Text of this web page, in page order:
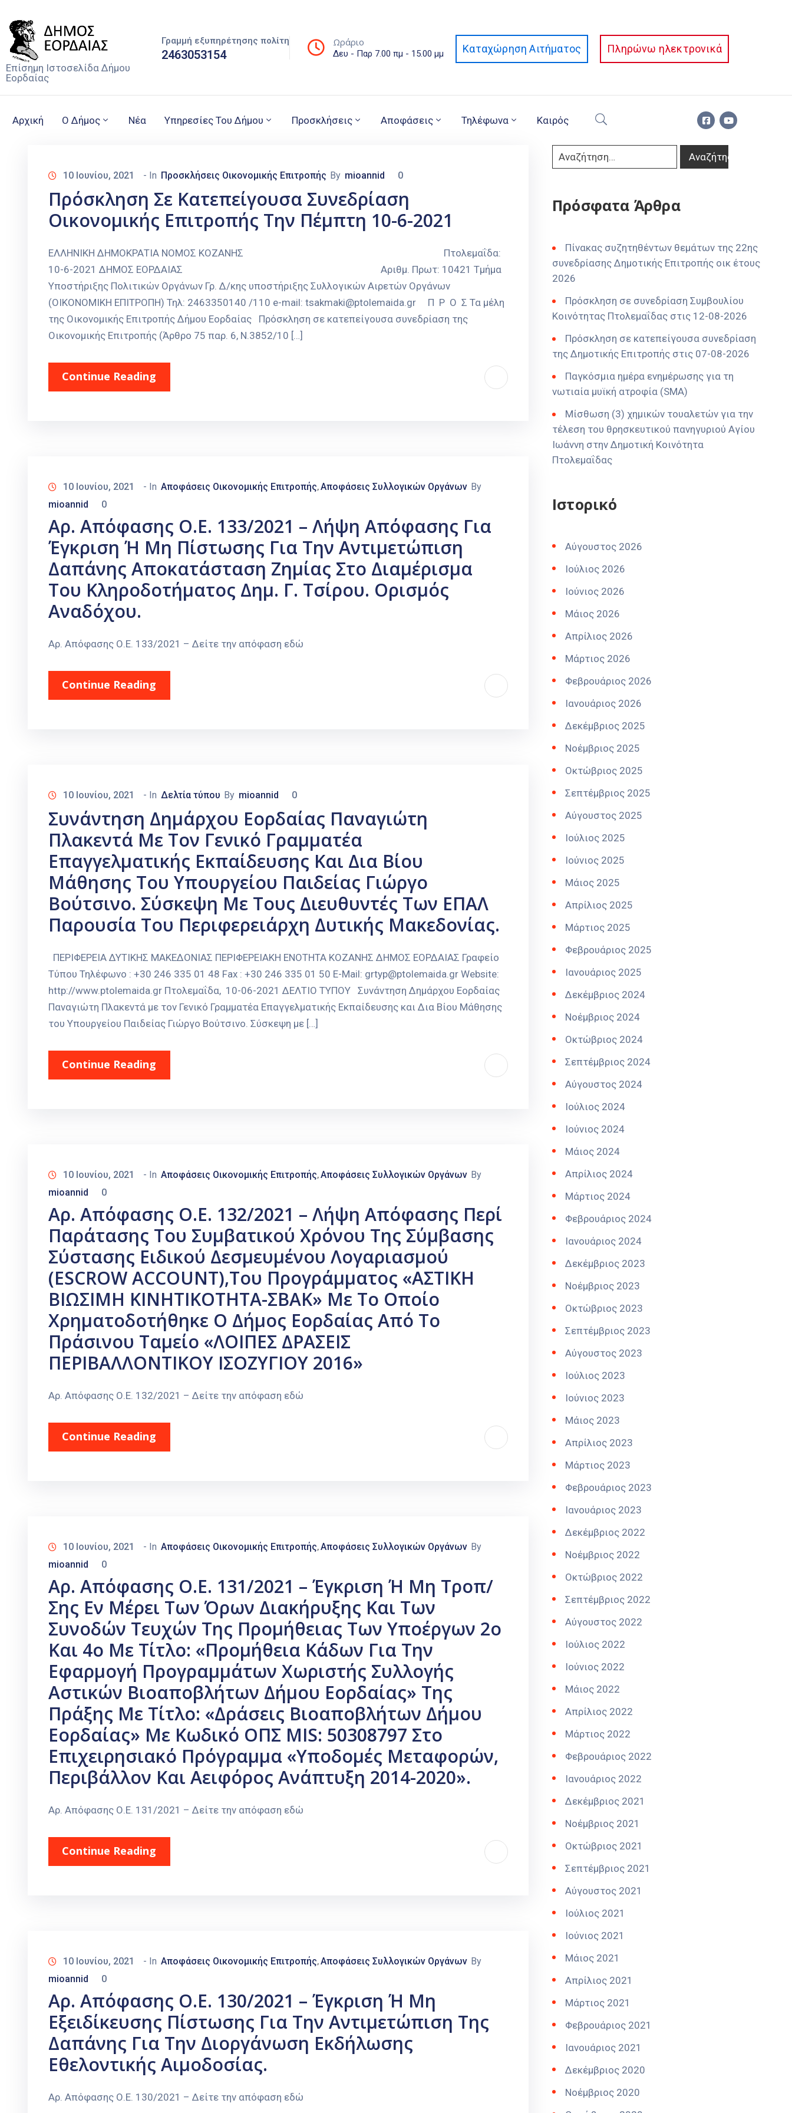
Επίσημη Ιστοσελίδα Δήμου
Εορδαίας
Γραμμή εξυπηρέτησης πολίτη
2463053154
Ωράριο
Δευ - Παρ 7.00 πμ - 15.00 μμ Καταχώρηση Αιτήματος Πληρώνω ηλεκτρονικά
Αρχική Ο Δήμος Νέα Υπηρεσίες Του Δήμου Προσκλήσεις Αποφάσεις Τηλέφωνα Καιρός
10 Ιουνίου, 2021 - In Προσκλήσεις Οικονομικής Επιτροπής By mioannid 0
Πρόσκληση Σε Κατεπείγουσα Συνεδρίαση
Οικονομικής Επιτροπής Την Πέμπτη 10-6-2021
ΕΛΛΗΝΙΚΗ ΔΗΜΟΚΡΑΤΙΑ ΝΟΜΟΣ ΚΟΖΑΝΗΣ Πτολεμαΐδα:
10-6-2021 ΔΗΜΟΣ ΕΟΡΔΑΙΑΣ Αριθμ. Πρωτ: 10421 Τμήμα
Υποστήριξης Πολιτικών Οργάνων Γρ. Δ/κης υποστήριξης Συλλογικών Αιρετών Οργάνων
(ΟΙΚΟΝΟΜΙΚΗ ΕΠΙΤΡΟΠΗ) Τηλ: 2463350140 /110 e-mail: tsakmaki@ptolemaida.gr Π Ρ Ο Σ Τα μέλη
της Οικονομικής Επιτροπής Δήμου Εορδαίας Πρόσκληση σε κατεπείγουσα συνεδρίαση της
Οικονομικής Επιτροπής (Άρθρο 75 παρ. 6, Ν.3852/10 […]
Continue Reading
10 Ιουνίου, 2021 - In Αποφάσεις Οικονομικής Επιτροπής‚Αποφάσεις Συλλογικών Οργάνων By
mioannid
0
Αρ. Απόφασης Ο.Ε. 133/2021 – Λήψη Απόφασης Για
Έγκριση Ή Μη Πίστωσης Για Την Αντιμετώπιση
Δαπάνης Αποκατάσταση Ζημίας Στο Διαμέρισμα
Του Κληροδοτήματος Δημ. Γ. Τσίρου. Ορισμός
Αναδόχου.
Αρ. Απόφασης Ο.Ε. 133/2021 – Δείτε την απόφαση εδώ
Continue Reading
10 Ιουνίου, 2021 - In Δελτία τύπου By mioannid 0
Συνάντηση Δημάρχου Εορδαίας Παναγιώτη
Πλακεντά Με Τον Γενικό Γραμματέα
Επαγγελματικής Εκπαίδευσης Και Δια Βίου
Μάθησης Του Υπουργείου Παιδείας Γιώργο
Βούτσινο. Σύσκεψη Με Τους Διευθυντές Των ΕΠΑΛ
Παρουσία Του Περιφερειάρχη Δυτικής Μακεδονίας.
ΠΕΡΙΦΕΡΕΙΑ ΔΥΤΙΚΗΣ ΜΑΚΕΔΟΝΙΑΣ ΠΕΡΙΦΕΡΕΙΑΚΗ ΕΝΟΤΗΤΑ ΚΟΖΑΝΗΣ ΔΗΜΟΣ ΕΟΡΔΑΙΑΣ Γραφείο
Τύπου Τηλέφωνο : +30 246 335 01 48 Fax : +30 246 335 01 50 E-Mail: grtyp@ptolemaida.gr Website:
http://www.ptolemaida.gr Πτολεμαΐδα, 10-06-2021 ΔΕΛΤΙΟ ΤΥΠΟΥ Συνάντηση Δημάρχου Εορδαίας
Παναγιώτη Πλακεντά με τον Γενικό Γραμματέα Επαγγελματικής Εκπαίδευσης και Δια Βίου Μάθησης
του Υπουργείου Παιδείας Γιώργο Βούτσινο. Σύσκεψη με […]
Continue Reading
10 Ιουνίου, 2021 - In Αποφάσεις Οικονομικής Επιτροπής‚Αποφάσεις Συλλογικών Οργάνων By
mioannid
0
Αρ. Απόφασης Ο.Ε. 132/2021 – Λήψη Απόφασης Περί
Παράτασης Του Συμβατικού Χρόνου Της Σύμβασης
Σύστασης Ειδικού Δεσμευμένου Λογαριασμού
(ESCROW ACCOUNT),του Προγράμματος «ΑΣΤΙΚΗ
ΒΙΩΣΙΜΗ ΚΙΝΗΤΙΚΟΤΗΤΑ-ΣΒΑΚ» Με Το Οποίο
Χρηματοδοτήθηκε Ο Δήμος Εορδαίας Από Το
Πράσινου Ταμείο «ΛΟΙΠΕΣ ΔΡΑΣΕΙΣ
ΠΕΡΙΒΑΛΛΟΝΤΙΚΟΥ ΙΣΟΖΥΓΙΟΥ 2016»
Αρ. Απόφασης Ο.Ε. 132/2021 – Δείτε την απόφαση εδώ
Continue Reading
10 Ιουνίου, 2021 - In Αποφάσεις Οικονομικής Επιτροπής‚Αποφάσεις Συλλογικών Οργάνων By
mioannid
0
Αρ. Απόφασης Ο.Ε. 131/2021 – Έγκριση Ή Μη Τροπ/
Σης Εν Μέρει Των Όρων Διακήρυξης Και Των
Συνοδών Τευχών Της Προμήθειας Των Υποέργων 2ο
Και 4ο Με Τίτλο: «Προμήθεια Κάδων Για Την
Εφαρμογή Προγραμμάτων Χωριστής Συλλογής
Αστικών Βιοαποβλήτων Δήμου Εορδαίας» Της
Πράξης Με Τίτλο: «Δράσεις Βιοαποβλήτων Δήμου
Εορδαίας» Με Κωδικό ΟΠΣ MIS: 50308797 Στο
Επιχειρησιακό Πρόγραμμα «Υποδομές Μεταφορών,
Περιβάλλον Και Αειφόρος Ανάπτυξη 2014-2020».
Αρ. Απόφασης Ο.Ε. 131/2021 – Δείτε την απόφαση εδώ
Continue Reading
10 Ιουνίου, 2021 - In Αποφάσεις Οικονομικής Επιτροπής‚Αποφάσεις Συλλογικών Οργάνων By
mioannid
0
Αρ. Απόφασης Ο.Ε. 130/2021 – Έγκριση Ή Μη
Εξειδίκευσης Πίστωσης Για Την Αντιμετώπιση Της
Δαπάνης Για Την Διοργάνωση Εκδήλωσης
Εθελοντικής Αιμοδοσίας.
Αρ. Απόφασης Ο.Ε. 130/2021 – Δείτε την απόφαση εδώ
Πρόσφατα Άρθρα
Πίνακας συζητηθέντων θεμάτων της 22ης
συνεδρίασης Δημοτικής Επιτροπής οικ έτους
2026
Πρόσκληση σε συνεδρίαση Συμβουλίου
Κοινότητας Πτολεμαΐδας στις 12-08-2026
Πρόσκληση σε κατεπείγουσα συνεδρίαση
της Δημοτικής Επιτροπής στις 07-08-2026
Παγκόσμια ημέρα ενημέρωσης για τη
νωτιαία μυϊκή ατροφία (SMA)
Μίσθωση (3) χημικών τουαλετών για την
τέλεση του θρησκευτικού πανηγυριού Αγίου
Ιωάννη στην Δημοτική Κοινότητα
Πτολεμαΐδας
Ιστορικό
Αύγουστος 2026
Ιούλιος 2026
Ιούνιος 2026
Μάιος 2026
Απρίλιος 2026
Μάρτιος 2026
Φεβρουάριος 2026
Ιανουάριος 2026
Δεκέμβριος 2025
Νοέμβριος 2025
Οκτώβριος 2025
Σεπτέμβριος 2025
Αύγουστος 2025
Ιούλιος 2025
Ιούνιος 2025
Μάιος 2025
Απρίλιος 2025
Μάρτιος 2025
Φεβρουάριος 2025
Ιανουάριος 2025
Δεκέμβριος 2024
Νοέμβριος 2024
Οκτώβριος 2024
Σεπτέμβριος 2024
Αύγουστος 2024
Ιούλιος 2024
Ιούνιος 2024
Μάιος 2024
Απρίλιος 2024
Μάρτιος 2024
Φεβρουάριος 2024
Ιανουάριος 2024
Δεκέμβριος 2023
Νοέμβριος 2023
Οκτώβριος 2023
Σεπτέμβριος 2023
Αύγουστος 2023
Ιούλιος 2023
Ιούνιος 2023
Μάιος 2023
Απρίλιος 2023
Μάρτιος 2023
Φεβρουάριος 2023
Ιανουάριος 2023
Δεκέμβριος 2022
Νοέμβριος 2022
Οκτώβριος 2022
Σεπτέμβριος 2022
Αύγουστος 2022
Ιούλιος 2022
Ιούνιος 2022
Μάιος 2022
Απρίλιος 2022
Μάρτιος 2022
Φεβρουάριος 2022
Ιανουάριος 2022
Δεκέμβριος 2021
Νοέμβριος 2021
Οκτώβριος 2021
Σεπτέμβριος 2021
Αύγουστος 2021
Ιούλιος 2021
Ιούνιος 2021
Μάιος 2021
Απρίλιος 2021
Μάρτιος 2021
Φεβρουάριος 2021
Ιανουάριος 2021
Δεκέμβριος 2020
Νοέμβριος 2020